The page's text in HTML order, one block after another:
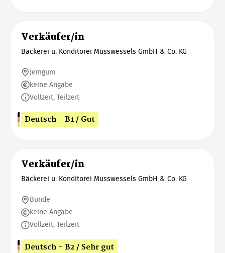
Verkäufer/in
Bäckerei u. Konditorei Musswessels GmbH & Co. KG
Jemgum
keine Angabe
Vollzeit, Teilzeit
Deutsch - B1 / Gut
Verkäufer/in
Bäckerei u. Konditorei Musswessels GmbH & Co. KG
Bunde
keine Angabe
Vollzeit, Teilzeit
Deutsch - B2 / Sehr gut